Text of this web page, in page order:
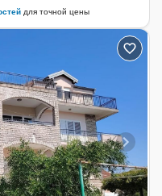
для точной цены
Next